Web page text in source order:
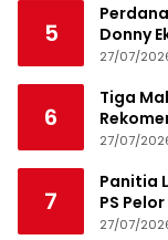
5
Donny
27/07/
6
Tiga
27/07/
7
Panitia
PS
27/07/